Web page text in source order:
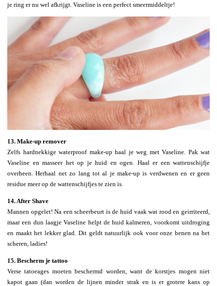
je ring er nu wel afkrijgt. Vaseline is een perfect smeermiddeltje!
13. Make-up remover
Zelfs hardnekkige waterproof make-up haal je weg met Vaseline. Pak wat
Vaseline en masseer het op je huid en ogen. Haal er een wattenschijfje
overheen. Herhaal net zo lang tot al je make-up is verdwenen en er geen
residue meer op de wattenschijfjes te zien is.
14. After Shave
Mannen opgelet! Na een scheerbeurt is de huid vaak wat rood en geirriteerd,
maar een dun laagje Vaseline helpt de huid kalmeren, voorkomt uitdroging
en maakt het lekker glad. Dit geldt natuurlijk ook voor onze benen na het
scheren, ladies!
15. Bescherm je tattoo
Verse tatoeages moeten beschermd worden, want de korstjes mogen niet
kapot gaan (dan worden de lijnen minder strak en is er grotere kans op